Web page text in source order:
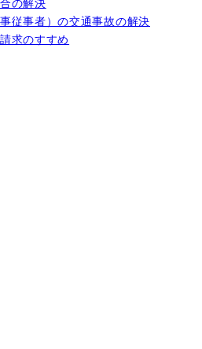
の解決
従事者）の交通事故の解決
求のすすめ